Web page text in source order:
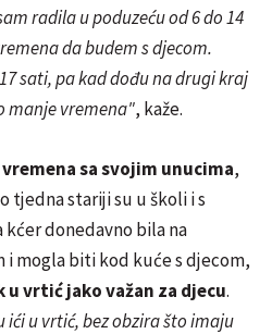
radila u poduzeću od 6 do 14
da budem s djecom.
sati, pa kad dođu na drugi kraj
manje vremena", kaže.
sa svojim unucima,
tjedna stariji su u školi i s
donedavno bila na
mogla biti kod kuće s djecom,
u vrtić jako važan za djecu.
u vrtić, bez obzira što imaju